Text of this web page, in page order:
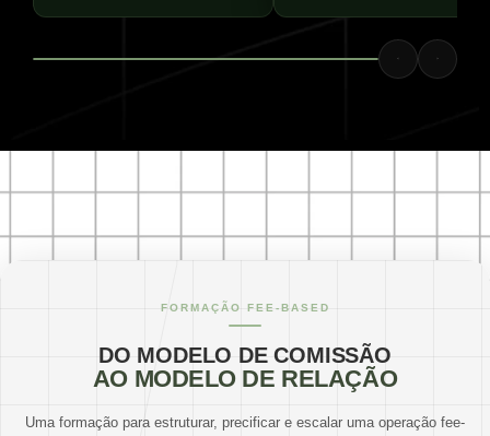
FORMAÇÃO FEE-BASED
DO MODELO DE COMISSÃO
AO MODELO DE RELAÇÃO
Uma formação para estruturar, precificar e escalar uma operação fee-